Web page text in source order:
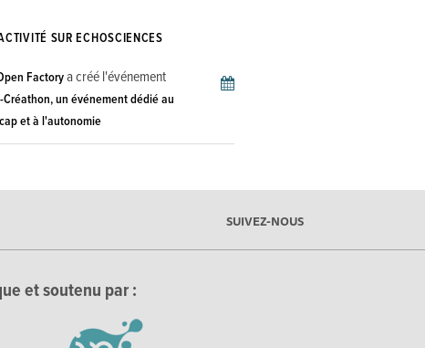
SUR ECHOSCIENCES
Factorya créé l'événement
Créathon, un événement dédié au
et à l'autonomie
SUIVEZ-NOUS
et soutenu par :